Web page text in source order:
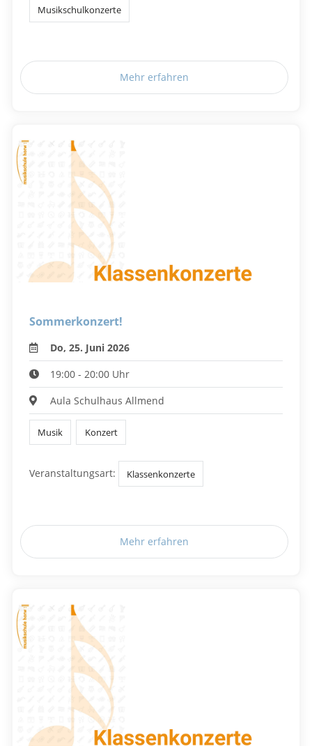
Musikschulkonzerte
Mehr erfahren
Sommerkonzert!
Do, 25. Juni 2026
19:00 - 20:00 Uhr
Aula Schulhaus Allmend
Musik Konzert
Veranstaltungsart: Klassenkonzerte
Mehr erfahren